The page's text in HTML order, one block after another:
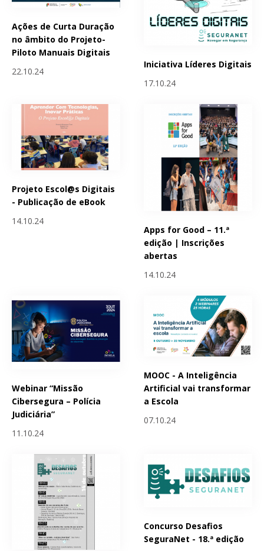
Ações de Curta Duração
no âmbito do Projeto-
Piloto Manuais Digitais
22.10.24
Iniciativa Líderes Digitais
17.10.24
Projeto Escol@s Digitais
- Publicação de eBook
14.10.24
Apps for Good – 11.ª
edição | Inscrições
abertas
14.10.24
Webinar “Missão
Cibersegura – Polícia
Judiciária”
11.10.24
MOOC - A Inteligência
Artificial vai transformar
a Escola
07.10.24
Concurso Desafios
SeguraNet - 18.ª edição